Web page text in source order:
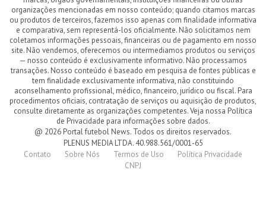
organizações mencionadas em nosso conteúdo; quando citamos marcas
ou produtos de terceiros, fazemos isso apenas com finalidade informativa
e comparativa, sem representá-los oficialmente. Não solicitamos nem
coletamos informações pessoais, financeiras ou de pagamento em nosso
site. Não vendemos, oferecemos ou intermediamos produtos ou serviços
— nosso conteúdo é exclusivamente informativo. Não processamos
transações. Nosso conteúdo é baseado em pesquisa de fontes públicas e
tem finalidade exclusivamente informativa, não constituindo
aconselhamento profissional, médico, financeiro, jurídico ou fiscal. Para
procedimentos oficiais, contratação de serviços ou aquisição de produtos,
consulte diretamente as organizações competentes. Veja nossa Política
de Privacidade para informações sobre dados.
@ 2026 Portal futebol News. Todos os direitos reservados.
PLENUS MEDIA LTDA. 40.988.561/0001-65
Contato
Sobre Nós Termos de Uso
Política Privacidade
CNPJ